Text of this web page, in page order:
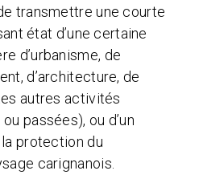
transmettre une courte
état d’une certaine
d’urbanisme, de
d’architecture, de
autres activités
passées), ou d’un
protection du
carignanois.